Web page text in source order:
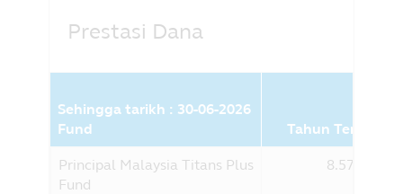
Prestasi Dana
Sehingga tarikh : 30-06-2026
Fund
Tahun Terkini
Principal Malaysia Titans Plus
Fund
8.57%